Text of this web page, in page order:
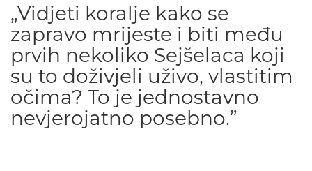
„Vidjeti koralje kako se
zapravo mrijeste i biti među
prvih nekoliko Sejšelaca koji
su to doživjeli uživo, vlastitim
očima? To je jednostavno
nevjerojatno posebno.”